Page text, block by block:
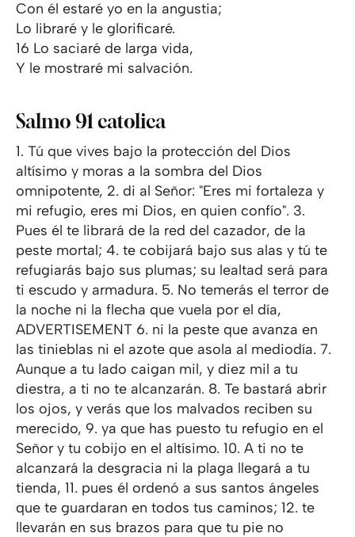
Con él estaré yo en la angustia;
Lo libraré y le glorificaré.
16 Lo saciaré de larga vida,
Y le mostraré mi salvación.
Salmo 91 catolica
1. Tú que vives bajo la protección del Dios
altísimo y moras a la sombra del Dios
omnipotente, 2. di al Señor: "Eres mi fortaleza y
mi refugio, eres mi Dios, en quien confío". 3.
Pues él te librará de la red del cazador, de la
peste mortal; 4. te cobijará bajo sus alas y tú te
refugiarás bajo sus plumas; su lealtad será para
ti escudo y armadura. 5. No temerás el terror de
la noche ni la flecha que vuela por el día,
ADVERTISEMENT 6. ni la peste que avanza en
las tinieblas ni el azote que asola al mediodía. 7.
Aunque a tu lado caigan mil, y diez mil a tu
diestra, a ti no te alcanzarán. 8. Te bastará abrir
los ojos, y verás que los malvados reciben su
merecido, 9. ya que has puesto tu refugio en el
Señor y tu cobijo en el altísimo. 10. A ti no te
alcanzará la desgracia ni la plaga llegará a tu
tienda, 11. pues él ordenó a sus santos ángeles
que te guardaran en todos tus caminos; 12. te
llevarán en sus brazos para que tu pie no